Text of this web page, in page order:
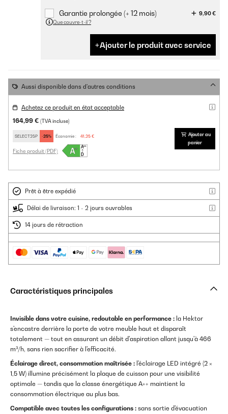
Garantie prolongée (+ 12 mois)
9,90 €
Que couvre-t-il ?
Ajouter le produit avec service
Aussi disponible dans d'autres conditions
Achetez ce produit en état acceptable
164,99 € (TVA incluse)
SELECT25P -25% Économie : 41,25 €
Fiche produit (PDF)
Ajouter au
panier
Prêt à être expédié
Délai de livraison: 1 - 2 jours ouvrables
14 jours de rétraction
Caractéristiques principales
Invisible dans votre cuisine, redoutable en performance : la Hektor
s'encastre derrière la porte de votre meuble haut et disparaît
totalement — tout en assurant un débit d'aspiration allant jusqu'à 466
m³/h, sans rien sacrifier à l'efficacité.
Éclairage direct, consommation maîtrisée : l'éclairage LED intégré (2 ×
1,5 W) illumine précisément la plaque de cuisson pour une visibilité
optimale — tandis que la classe énergétique A++ maintient la
consommation électrique au plus bas.
Compatible avec toutes les configurations : sans sortie d'évacuation